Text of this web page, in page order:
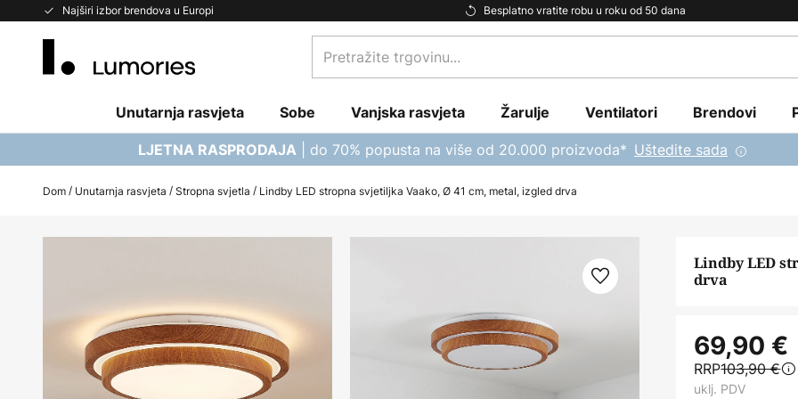
Najširi izbor brendova u Europi Besplatno vratite robu u roku od 50 dana
Skip
Pretražite
trgovinu...
Unutarnja rasvjeta Sobe Vanjska rasvjeta Žarulje Ventilatori Brendovi
LJETNA RASPRODAJA | do 70% popusta na više od 20.000 proizvoda* Uštedite sada
Dom Unutarnja rasvjeta Stropna svjetla Lindby LED stropna svjetiljka Vaako, Ø 41 cm, metal, izgled drva
images
Lindby LED
drva
69,90 €
RRP103,90 €
uklj. PDV